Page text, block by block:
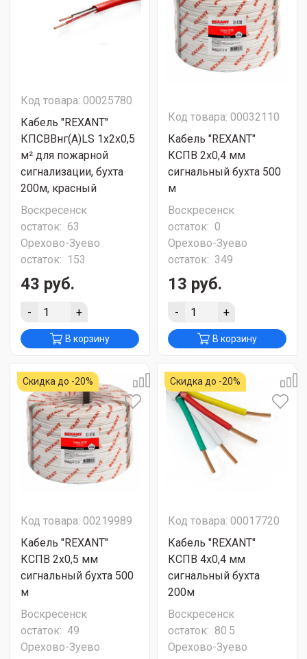
Код товара: 00025780
Кабель "REXANT"
КПСВВнг(А)LS 1x2x0,5
м² для пожарной
сигнализации, бухта
200м, красный
Воскресенск
остаток: 63
Орехово-Зуево
остаток: 153
43 руб.
- +
В корзину
Код товара: 00032110
Кабель "REXANT"
КСПВ 2х0,4 мм
сигнальный бухта 500
м
Воскресенск
остаток: 0
Орехово-Зуево
остаток: 349
13 руб.
- +
В корзину
Скидка до -20%
Код товара: 00219989
Кабель "REXANT"
КСПВ 2х0,5 мм
сигнальный бухта 500
м
Воскресенск
остаток: 49
Орехово-Зуево
Скидка до -20%
Код товара: 00017720
Кабель "REXANT"
КСПВ 4х0,4 мм
сигнальный бухта
200м
Воскресенск
остаток: 80.5
Орехово-Зуево